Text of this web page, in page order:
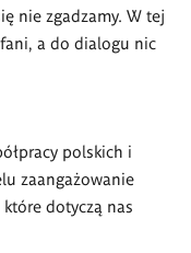
nie zgadzamy. W tej
a do dialogu nic
polskich i
zaangażowanie
które dotyczą nas